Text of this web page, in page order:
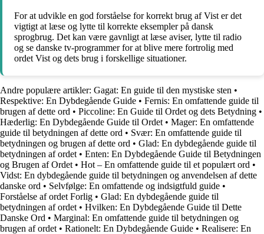
For at udvikle en god forståelse for korrekt brug af Vist er det
vigtigt at læse og lytte til korrekte eksempler på dansk
sprogbrug. Det kan være gavnligt at læse aviser, lytte til radio
og se danske tv-programmer for at blive mere fortrolig med
ordet Vist og dets brug i forskellige situationer.
Andre populære artikler: Gagat: En guide til den mystiske sten •
Respektive: En Dybdegående Guide • Fernis: En omfattende guide til
brugen af dette ord • Piccoline: En Guide til Ordet og dets Betydning •
Hæderlig: En Dybdegående Guide til Ordet • Mager: En omfattende
guide til betydningen af dette ord • Svær: En omfattende guide til
betydningen og brugen af dette ord • Glad: En dybdegående guide til
betydningen af ordet • Enten: En Dybdegående Guide til Betydningen
og Brugen af Ordet • Hot – En omfattende guide til et populært ord •
Vidst: En dybdegående guide til betydningen og anvendelsen af dette
danske ord • Selvfølge: En omfattende og indsigtfuld guide •
Forståelse af ordet Forlig • Glad: En dybdegående guide til
betydningen af ordet • Hvilken: En Dybdegående Guide til Dette
Danske Ord • Marginal: En omfattende guide til betydningen og
brugen af ordet • Rationelt: En Dybdegående Guide • Realisere: En